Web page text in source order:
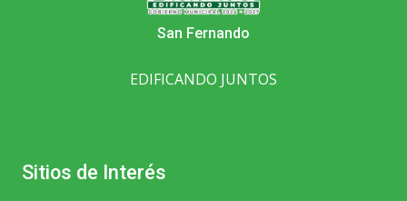
San Fernando
EDIFICANDO JUNTOS
Sitios de Interés